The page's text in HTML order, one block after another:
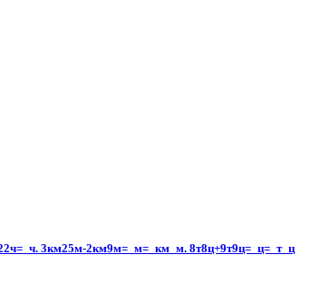
3км25м-2км9м=_м=_км_м. 8т8ц+9т9ц=_ц=_т_ц